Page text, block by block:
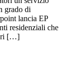
grado di
lancia EP
residenziali che
[…]